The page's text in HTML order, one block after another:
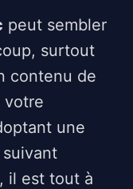
peut sembler
surtout
contenu de
votre
une
il est tout à